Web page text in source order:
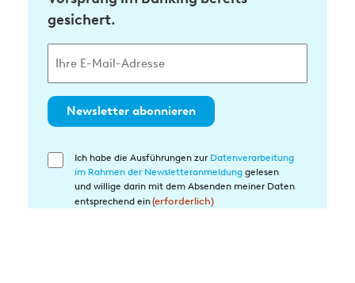
gesichert.
Newsletter abonnieren
Einwilligung
Ich habe die Ausführungen zur Datenverarbeitung
im Rahmen der Newsletteranmeldung gelesen
und willige darin mit dem Absenden meiner Daten
entsprechend ein(erforderlich)